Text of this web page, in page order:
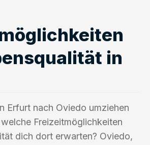
in
Erfurt nach Oviedo umziehen
Freizeitmöglichkeiten
dich dort erwarten? Oviedo,